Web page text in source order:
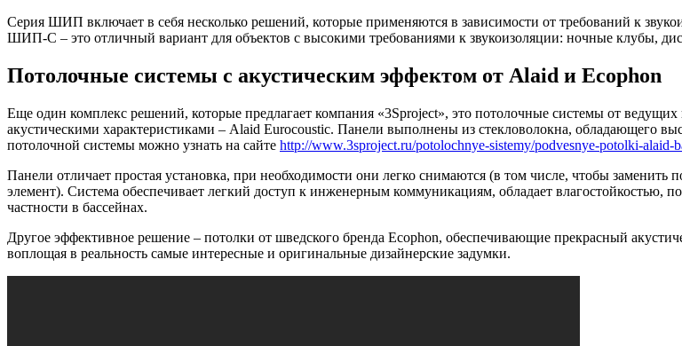
Серия ШИП включает в себя несколько решений, которые применяются в зависимости от требований к
ШИП-С – это отличный вариант для объектов с высокими требованиями к звукоизоляции: ночные клубы,
Потолочные системы с акустическим эффектом от Alaid и Ecophon
Еще один комплекс решений, которые предлагает компания «3Sproject», это потолочные системы от
акустическими характеристиками – Alaid Eurocoustic. Панели выполнены из стекловолокна, обладающего
потолочной системы можно узнать на сайте http://www.3sproject.ru/potolochnye-sistemy/podvesnye-potolki-alaid-
Панели отличает простая установка, при необходимости они легко снимаются (в том числе, чтобы
элемент). Система обеспечивает легкий доступ к инженерным коммуникациям, обладает
частности в бассейнах.
Другое эффективное решение – потолки от шведского бренда Ecophon, обеспечивающие прекрасный
воплощая в реальность самые интересные и оригинальные дизайнерские задумки.